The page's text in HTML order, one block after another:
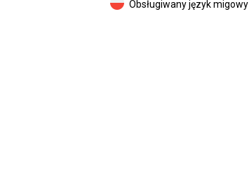
Obsługiwany język migowy